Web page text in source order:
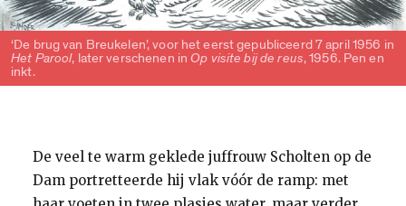
‘De brug van Breukelen’, voor het eerst gepubliceerd 7 april 1956 in
Het Parool, later verschenen in Op visite bij de reus, 1956. Pen en
inkt.
De veel te warm geklede juffrouw Scholten op de
Dam portretteerde hij vlak vóór de ramp: met